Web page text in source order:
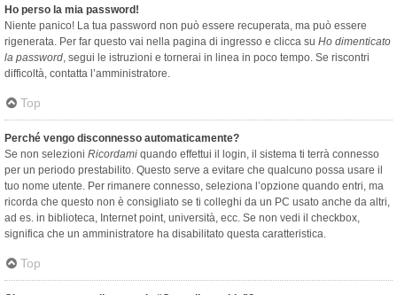
Ho perso la mia password!
Niente panico! La tua password non può essere recuperata, ma può essere
rigenerata. Per far questo vai nella pagina di ingresso e clicca su Ho dimenticato
la password, segui le istruzioni e tornerai in linea in poco tempo. Se riscontri
difficoltà, contatta l’amministratore.
Top
Perché vengo disconnesso automaticamente?
Se non selezioni Ricordami quando effettui il login, il sistema ti terrà connesso
per un periodo prestabilito. Questo serve a evitare che qualcuno possa usare il
tuo nome utente. Per rimanere connesso, seleziona l’opzione quando entri, ma
ricorda che questo non è consigliato se ti colleghi da un PC usato anche da altri,
ad es. in biblioteca, Internet point, università, ecc. Se non vedi il checkbox,
significa che un amministratore ha disabilitato questa caratteristica.
Top